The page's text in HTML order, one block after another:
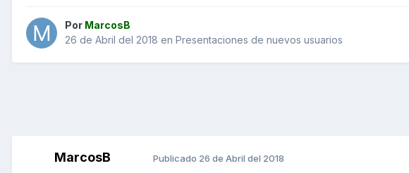
Por MarcosB
26 de Abril del 2018 en Presentaciones de nuevos usuarios
MarcosB Publicado 26 de Abril del 2018